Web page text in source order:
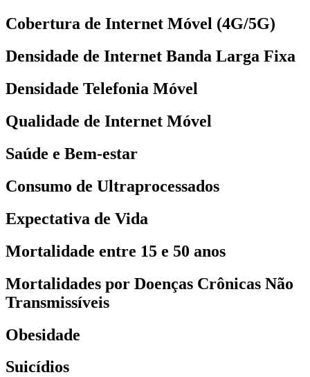
Cobertura de Internet Móvel (4G/5G)
Densidade de Internet Banda Larga Fixa
Densidade Telefonia Móvel
Qualidade de Internet Móvel
Saúde e Bem-estar
Consumo de Ultraprocessados
Expectativa de Vida
Mortalidade entre 15 e 50 anos
Mortalidades por Doenças Crônicas Não
Transmissíveis
Obesidade
Suicídios